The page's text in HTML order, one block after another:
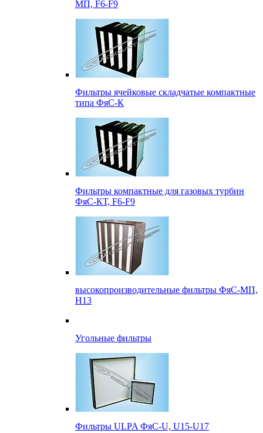
МП, F6-F9
Фильтры ячейковые складчатые компактные
типа ФяС-К
Фильтры компактные для газовых турбин
ФяС-КТ, F6-F9
высокопроизводительные фильтры ФяС-МП,
Н13
Угольные фильтры
Фильтры ULPA ФяС-U, U15-U17